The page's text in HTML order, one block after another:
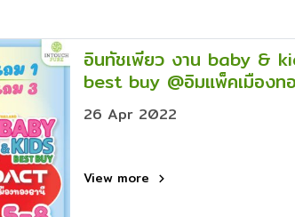
อินทัชเพียว งาน baby &
best buy @อิมแพ็คเมืองท
ธานี
26 Apr 2022
View more